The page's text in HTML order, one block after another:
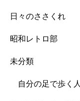
日々のささくれ
昭和レトロ部
未分類
自分の足で歩く人